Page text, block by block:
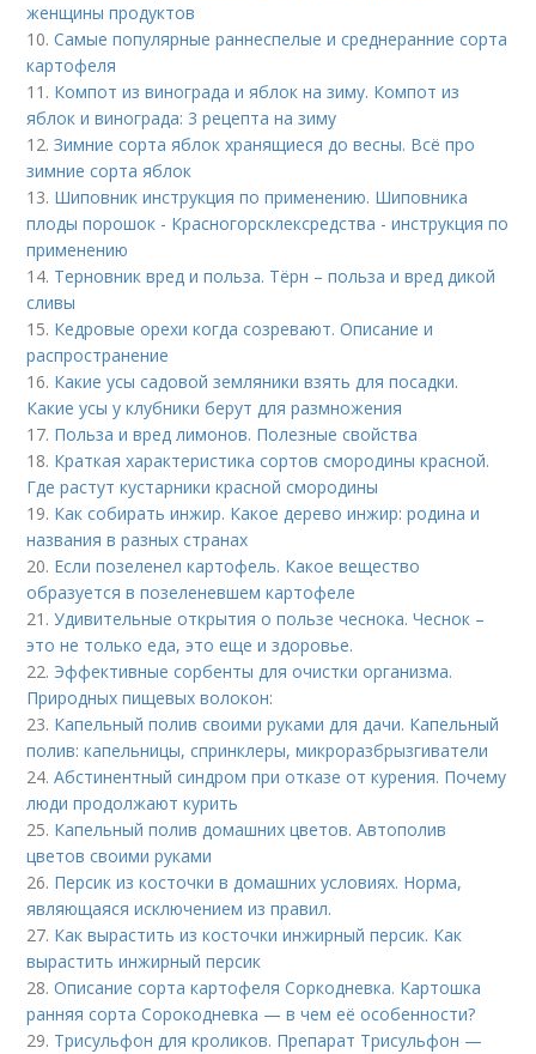
женщины продуктов
10.Cамые популярные раннеспелые и среднеранние сорта
картофеля
11. Компот из винограда и яблок на зиму. Компот из
яблок и винограда: 3 рецепта на зиму
12.Зимние сорта яблок хранящиеся до весны. Всё про
зимние сорта яблок
13. Шиповник инструкция по применению. Шиповника
плоды порошок - Красногорсклексредства - инструкция по
применению
14. Терновник вред и польза. Тёрн – польза и вред дикой
сливы
15. Кедровые орехи когда созревают. Описание и
распространение
16. Какие усы садовой земляники взять для посадки.
Какие усы у клубники берут для размножения
17. Польза и вред лимонов. Полезные свойства
18. Краткая характеристика сортов смородины красной.
Где растут кустарники красной смородины
19. Как собирать инжир. Какое дерево инжир: родина и
названия в разных странах
20. Если позеленел картофель. Какое вещество
образуется в позеленевшем картофеле
21.Удивительные открытия о пользе чеснока. Чеснок –
это не только еда, это еще и здоровье.
22. Эффективные сорбенты для очистки организма.
Природных пищевых волокон:
23. Капельный полив своими руками для дачи. Капельный
полив: капельницы, спринклеры, микроразбрызгиватели
24.Абстинентный синдром при отказе от курения. Почему
люди продолжают курить
25. Капельный полив домашних цветов. Автополив
цветов своими руками
26. Персик из косточки в домашних условиях. Норма,
являющаяся исключением из правил.
27. Как вырастить из косточки инжирный персик. Как
вырастить инжирный персик
28.Описание сорта картофеля Соркодневка. Картошка
ранняя сорта Сорокодневка — в чем её особенности?
29. Трисульфон для кроликов. Препарат Трисульфон —